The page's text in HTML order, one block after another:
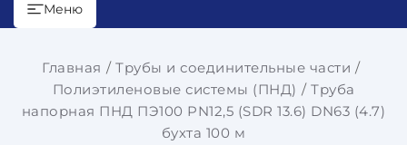
Меню
Главная
Трубы и соединительные части
Полиэтиленовые системы (ПНД)
Труба
напорная ПНД ПЭ100 PN12,5 (SDR 13.6) DN63 (4.7)
бухта 100 м